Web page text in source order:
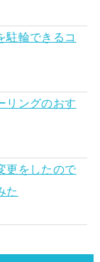
駐輪できるコ
リングのおす
更をしたので
た